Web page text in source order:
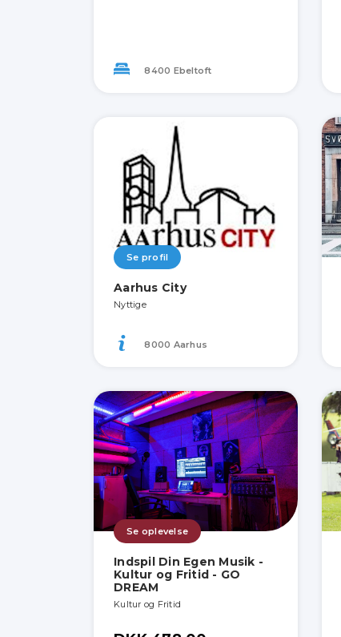
8400 Ebeltoft
Se profil
Aarhus City
Nyttige
8000 Aarhus
Se oplevelse
Indspil Din Egen Musik -
Kultur og Fritid - GO
DREAM
Kultur og Fritid